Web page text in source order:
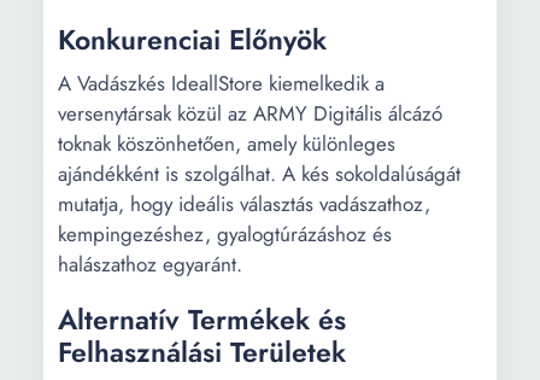
Konkurenciai Előnyök
A Vadászkés IdeallStore kiemelkedik a
versenytársak közül az ARMY Digitális álcázó
toknak köszönhetően, amely különleges
ajándékként is szolgálhat. A kés sokoldalúságát
mutatja, hogy ideális választás vadászathoz,
kempingezéshez, gyalogtúrázáshoz és
halászathoz egyaránt.
Alternatív Termékek és
Felhasználási Területek